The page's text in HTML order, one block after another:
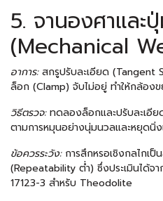
5. จานองศาแล
(Mechanical
อาการ:สกรูปรับละเอียด (Tangent
ล็อก (Clamp) จับไม่อยู่ ทำให้กล้อง
วิธีตรวจ:ทดลองล็อกและปรับละเอีย
ตามการหมุนอย่างนุ่มนวลและหยุดนิ่
ข้อควรระวัง:การสึกหรอเชิงกลไกเป็
(Repeatability ต่ำ) ซึ่งประเมินได้จ
17123-3 สำหรับ Theodolite